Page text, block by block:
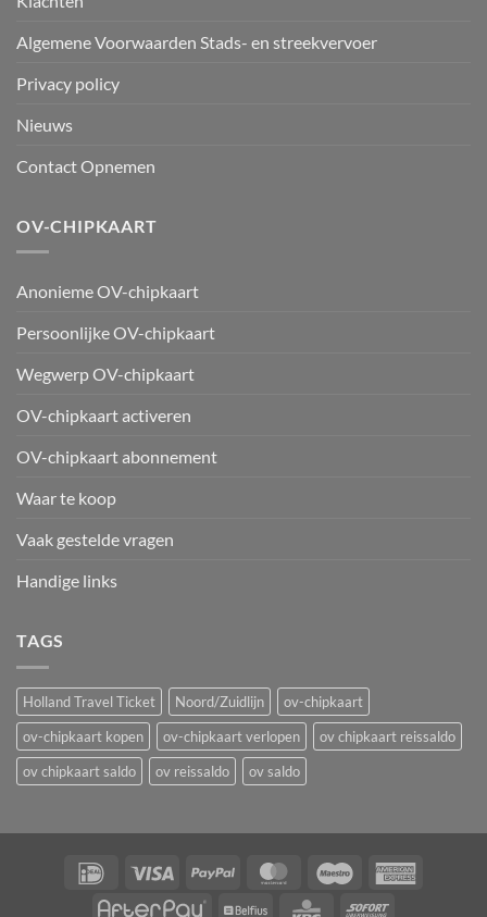
Algemene Voorwaarden Stads- en streekvervoer
Privacy policy
Nieuws
Contact Opnemen
OV-CHIPKAART
Anonieme OV-chipkaart
Persoonlijke OV-chipkaart
Wegwerp OV-chipkaart
OV-chipkaart activeren
OV-chipkaart abonnement
Waar te koop
Vaak gestelde vragen
Handige links
TAGS
Holland Travel Ticket Noord/Zuidlijn
ov-chipkaart
ov-chipkaart kopen
ov-chipkaart verlopen
ov chipkaart reissaldo
ov chipkaart saldo
ov reissaldo ov saldo
IDeal Visa PayPal MasterCardMaestro
AfterPayBelfius KBC Sofort